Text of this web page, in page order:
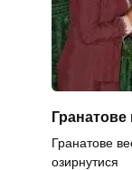
Гранатове
Гранатове
озирнутися